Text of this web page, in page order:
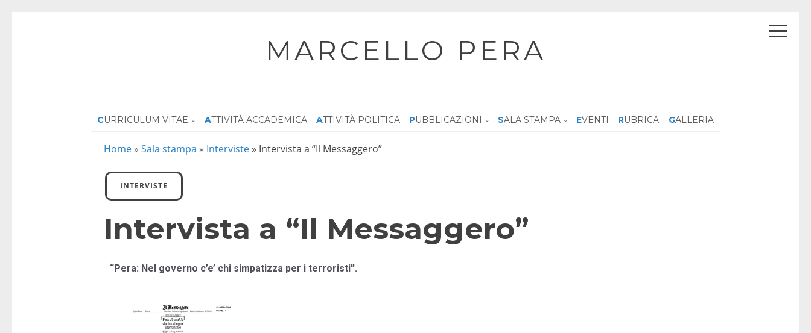
MARCELLO PERA
CURRICULUM VITAE ATTIVITÀ ACCADEMICA ATTIVITÀ POLITICA PUBBLICAZIONI SALA STAMPA EVENTI RUBRICA GALLERIA
Home » Sala stampa » Interviste » Intervista a “Il Messaggero”
INTERVISTE
Intervista a “Il Messaggero”
“Pera: Nel governo c’e’ chi simpatizza per i terroristi”.